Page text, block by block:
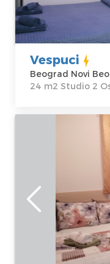
Adresa:
Vespučijeva 7
Cena28 €
Vespuci
Beograd Novi
24 m2 Studio 2
Studio
je lepo uredjen
Lokacija:
Beograd
Zvezdara
Adresa:Miliceva